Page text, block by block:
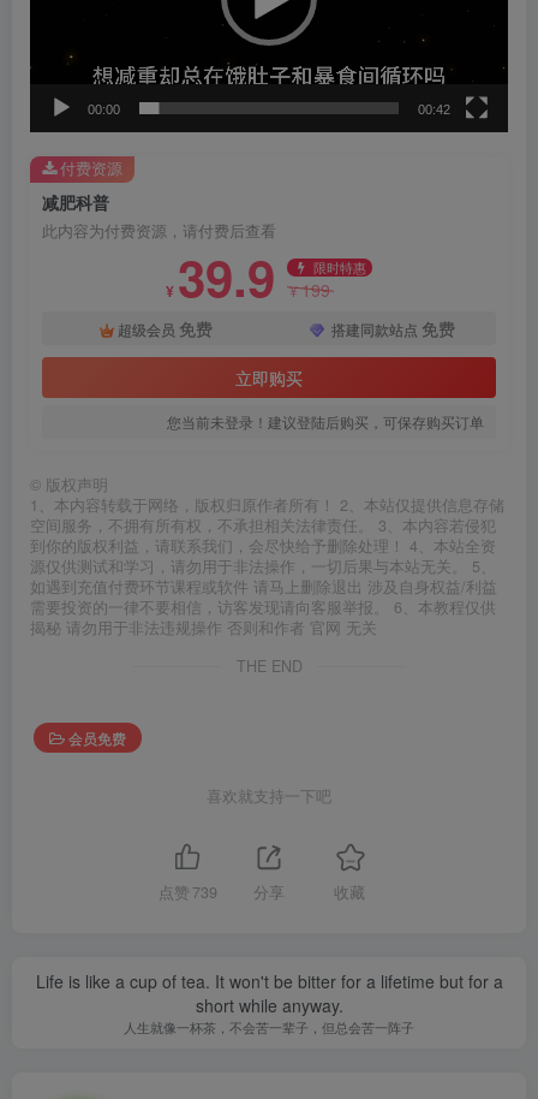
00:00 00:42
减肥科普
此内容为付费资源，请付费后查看
¥ 39.9 限时特惠
¥199
超级会员 免费 搭建同款站点 免费
立即购买
您当前未登录！建议登陆后购买，可保存购买订单
付费资源
© 版权声明
1、本内容转载于网络，版权归原作者所有！ 2、本站仅提供信息存储
空间服务，不拥有所有权，不承担相关法律责任。 3、本内容若侵犯
到你的版权利益，请联系我们，会尽快给予删除处理！ 4、本站全资
源仅供测试和学习，请勿用于非法操作，一切后果与本站无关。 5、
如遇到充值付费环节课程或软件 请马上删除退出 涉及自身权益/利益
需要投资的一律不要相信，访客发现请向客服举报。 6、本教程仅供
揭秘 请勿用于非法违规操作 否则和作者 官网 无关
THE END
会员免费
喜欢就支持一下吧
点赞 739 分享 收藏
Life is like a cup of tea. It won't be bitter for a lifetime but for a
short while anyway.
人生就像一杯茶，不会苦一辈子，但总会苦一阵子